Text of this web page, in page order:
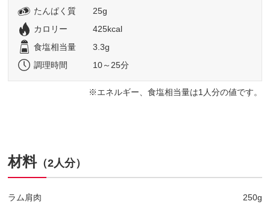
たんぱく質
25g
カロリー
425kcal
食塩相当量
3.3g
調理時間
10～25分
エネルギー、食塩相当量は1人分の値です。
材料（2人分）
ラム肩肉 250g